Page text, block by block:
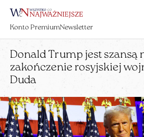
Konto PremiumNewsletter
Donald Trump jest szansą
zakończenie rosyjskiej
Duda